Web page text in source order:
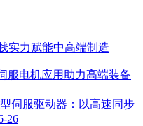
实力赋能中高端制造
服电机应用助力高端装备
伺服驱动器：以高速同步
26